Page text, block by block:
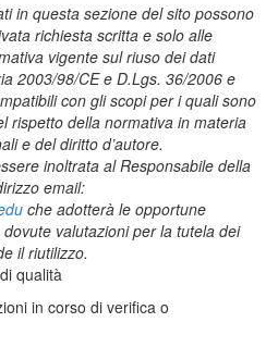
in questa sezione del sito possono
richiesta scritta e solo alle
vigente sul riuso dei dati
2003/98/CE e D.Lgs. 36/2006 e
con gli scopi per i quali sono
rispetto della normativa in materia
e del diritto d’autore.
inoltrata al Responsabile della
email:
che adotterà le opportune
valutazioni per la tutela dei
il riutilizzo.
qualità
in corso di verifica o